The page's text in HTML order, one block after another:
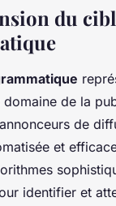
avec
:
• 5 min de
du
domaine de la
de
et
identifier et